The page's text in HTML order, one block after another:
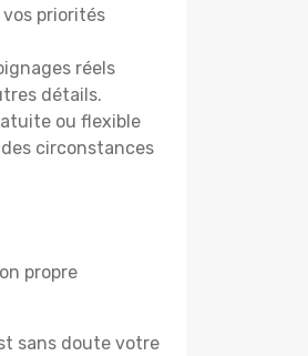
priorités
réels
détails.
ou flexible
circonstances
propre
sans doute votre